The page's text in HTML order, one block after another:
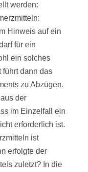
werden:
Hinweis auf ein
für ein
ein solches
führt dann das
zu Abzügen.
der
im Einzelfall ein
erforderlich ist.
ist
erfolgte der
zuletzt? In die